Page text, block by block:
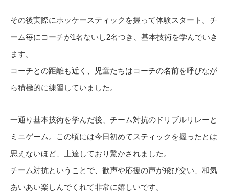
その後実際にホッケースティックを握って体験スタート。チ
ーム毎にコーチが1名ないし2名つき、基本技術を学んでいき
ます。
コーチとの距離も近く、児童たちはコーチの名前を呼びなが
ら積極的に練習していました。
一通り基本技術を学んだ後、チーム対抗のドリブルリレーと
ミニゲーム。この頃には今日初めてスティックを握ったとは
思えないほど、上達しており驚かされました。
チーム対抗ということで、歓声や応援の声が飛び交い、和気
あいあい楽しんでくれて非常に嬉しいです。